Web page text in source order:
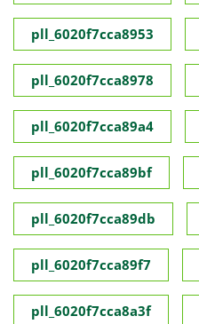
pll_6020f7cca8953
pll_6020f7cca8978
pll_6020f7cca89a4
pll_6020f7cca89bf
pll_6020f7cca89db
pll_6020f7cca89f7
pll_6020f7cca8a3f